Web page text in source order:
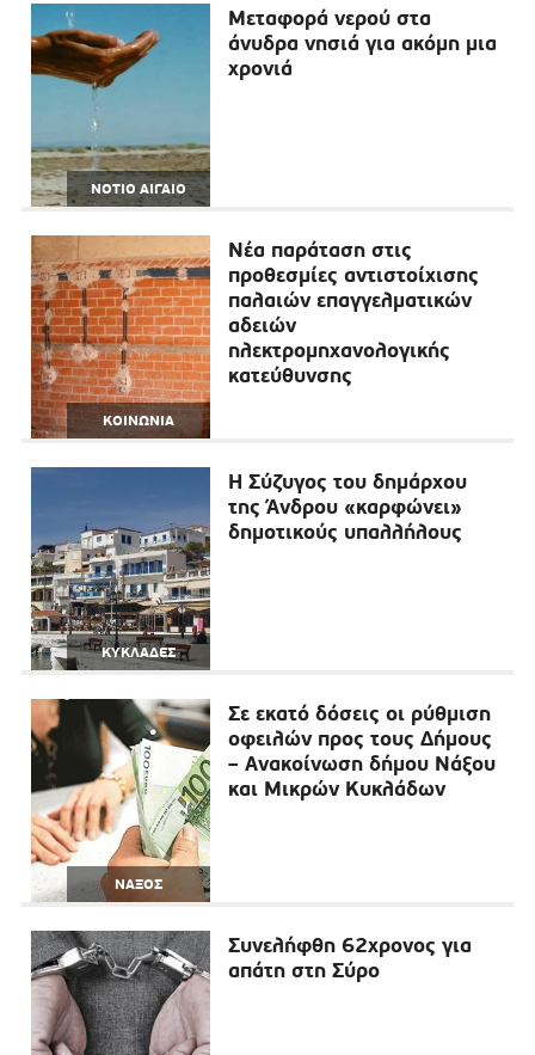
ΝΟΤΙΟ ΑΙΓΑΙΟ
Μεταφορά νερού στα
άνυδρα νησιά για ακόμη μια
χρονιά
ΚΟΙΝΩΝΙΑ
Νέα παράταση στις
προθεσμίες αντιστοίχισης
παλαιών επαγγελματικών
αδειών
ηλεκτρομηχανολογικής
κατεύθυνσης
ΚΥΚΛΑΔΕΣ
Η Σύζυγος του δημάρχου
της Άνδρου «καρφώνει»
δημοτικούς υπαλλήλους
ΝΑΞΟΣ
Σε εκατό δόσεις οι ρύθμιση
οφειλών προς τους Δήμους
– Ανακοίνωση δήμου Νάξου
και Μικρών Κυκλάδων
Συνελήφθη 62χρονος για
απάτη στη Σύρο